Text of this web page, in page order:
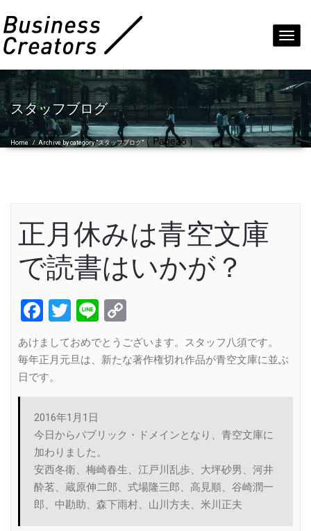
スタッフブログ
Home /Archive by category "スタッフブログ"( Page25 )
正月休みは青空文庫
で読書はいかが？
Facebook
Twitter
Line
Link
あけましておめでとうございます。スタッフ八須です。
毎年正月元旦は、新たな著作権切れ作品が青空文庫に並ぶ
日です。
2016年1月1日
今日からパブリック・ドメインとなり、青空文庫に
加わりました。
安西冬衛、梅崎春生、江戸川乱歩、大坪砂男、河井
酔茗、蔵原伸二郎、式場隆三郎、高見順、谷崎潤一
郎、中勘助、森下雨村、山川方夫、米川正夫